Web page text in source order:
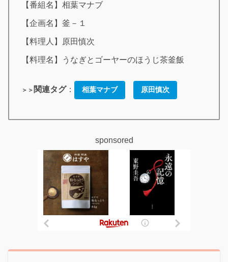
【番組名】相葉マナブ
【企画名】釜－１
【料理人】原田慎次
【料理名】うなぎとゴーヤーのほうじ茶釜飯
＞＞ 関連タグ： 相葉マナブ 原田慎次
sponsored